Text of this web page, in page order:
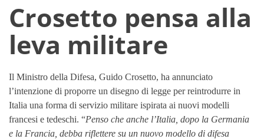
Crosetto pensa alla
leva militare
Il Ministro della Difesa, Guido Crosetto, ha annunciato
l’intenzione di proporre un disegno di legge per reintrodurre in
Italia una forma di servizio militare ispirata ai nuovi modelli
francesi e tedeschi. “Penso che anche l’Italia, dopo la Germania
e la Francia, debba riflettere su un nuovo modello di difesa